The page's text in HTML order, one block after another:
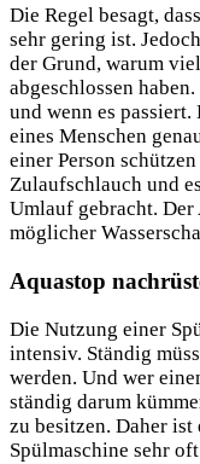
Die Regel besagt,
sehr gering ist.
der Grund, warum
abgeschlossen
und wenn es
eines Menschen
einer Person
Zulaufschlauch und
Umlauf gebracht. Der
möglicher
Aquastop
Die Nutzung einer
intensiv. Ständig
werden. Und wer
ständig darum
zu besitzen. Daher ist
Spülmaschine sehr